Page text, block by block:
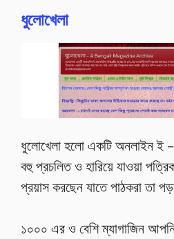
ধুলোখেলা
ধুলোখেলা হলো একটি অনলাইন ই –
বহু প্রচলিত ও হারিয়ে যাওয়া
প্রয়াস করছেন যাতে পাঠকরা তা
১০০০ এর ও বেশি ম্যাগাজিন